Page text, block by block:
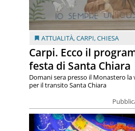
ATTUALITÀ,CARPI,CHIESA
Carpi. Ecco il
festa di Santa Chiara
Domani sera presso il Monastero la
per il transito Santa Chiara